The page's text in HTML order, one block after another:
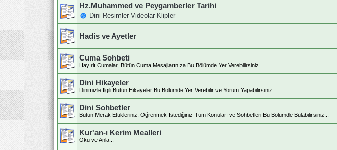
Hz.Muhammed ve Peygamberler Tarihi
Dini Resimler-Videolar-Klipler
Hadis ve Ayetler
Cuma Sohbeti
Hayırlı Cumalar, Bütün Cuma Mesajlarınıza Bu Bölümde Yer Verebilirsiniz...
Dini Hikayeler
Dinimizle İlgili Bütün Hikayeler Bu Bölümde Yer Verebilir ve Yorum Yapabilirsiniz...
Dini Sohbetler
Bütün Merak Ettikleriniz, Öğrenmek İstediğiniz Tüm Konuları ve Sohbetleri Bu Bölümde Bulabilirsiniz...
Kur'an-ı Kerim Mealleri
Oku ve Anla...